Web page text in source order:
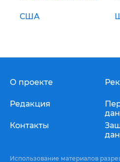
США
О проекте
Редакция
Контакты
Использование материалов